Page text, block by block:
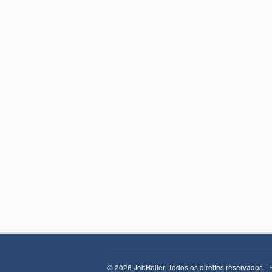
© 2026 JobRoller. Todos os direitos reservados -